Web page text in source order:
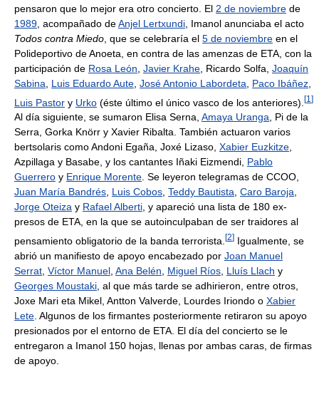
pensaron que lo mejor era otro concierto. El 2 de noviembre de
1989 , acompañado deAnjel Lertxundi , Imanol anunciaba el acto
Todos contra Miedo , que se celebraría el 5 de noviembre en el
Polideportivo de Anoeta, en contra de las amenzas de ETA, con la
participación de Rosa León Javier Krahe , Ricardo Solfa, Joaquín
Sabina
Luis Eduardo Aute José Antonio Labordeta Paco Ibáñez
Luis Pastor y Urko (éste último el único vasco de los anteriores). [1 ]
Al día siguiente, se sumaron Elisa Serna, Amaya Uranga, Pi de la
Serra, Gorka Knörr y Xavier Ribalta. También actuaron varios
bertsolaris como Andoni Egaña, Joxé Lizaso, Xabier Euzkitze,
Azpillaga y Basabe, y los cantantes Iñaki Eizmendi, Pablo
Guerrero y Enrique Morente. Se leyeron telegramas de CCOO,
Juan María Bandrés, Luis Cobos, Teddy Bautista, Caro Baroja,
Jorge Oteiza y Rafael Alberti, y apareció una lista de 180 ex-
presos de ETA, en la que se autoinculpaban de ser traidores al
pensamiento obligatorio de la banda terrorista. [2] Igualmente, se
abrió un manifiesto de apoyo encabezado por Joan Manuel
Serrat Víctor Manuel Ana Belén Miguel Ríos Lluís Llach y
Georges Moustaki , al que más tarde se adhirieron, entre otros,
Joxe Mari eta Mikel, Antton Valverde, Lourdes Iriondo o Xabier
Lete . Algunos de los firmantes posteriormente retiraron su apoyo
presionados por el entorno de ETA. El día del concierto se le
entregaron a Imanol 150 hojas, llenas por ambas caras, de firmas
de apoyo.